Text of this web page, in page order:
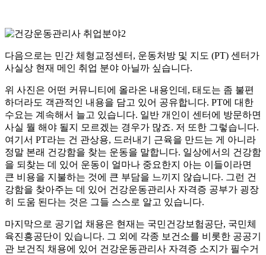
​다음으로는 민간 체형교정센터, 운동처방 및 지도 (PT) 센터가
사실상 현재 메인 취업 분야 아닐까 싶습니다.
위 사진은 어떤 커뮤니티에 올라온 내용인데, 태도는 좀 불편
하더라도 객관적인 내용을 담고 있어 공유합니다. PT에 대한
수요는 계속해서 늘고 있습니다. 일반 개인이 센터에 방문하면
사실 뭘 해야 될지 모르겠는 경우가 많죠. 저 또한 그렇습니다.
여기서 PT라는 건 관상용, 드러내기 근육을 만드는 게 아니라
정말 본래 건강함을 찾는 운동을 말합니다. 일상에서의 건강함
을 되찾는 데 있어 운동이 얼마나 중요한지 아는 이들이라면
큰 비용을 지불하는 것에 큰 부담을 느끼지 않습니다. 그런 건
강함을 찾아주는 데 있어 건강운동관리사 자격증 공부가 굉장
히 도움 된다는 것은 그들 스스로 알고 있습니다.
​마지막으로 공기업 채용은 현재는 국민건강보험공단, 국민체
육진흥공단이 있습니다. 그 외에 각종 보건소를 비롯한 공공기
관 보건직 채용에 있어 건강운동관리사 자격증 소지가 필수거